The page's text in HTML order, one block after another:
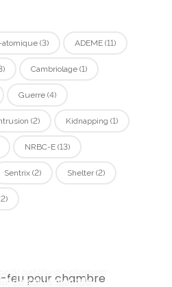
atomique(3) ADEME(11)
Cambriolage(1)
Guerre(4)
(2) Kidnapping (1)
NRBC-E(13)
Sentrix(2) Shelter(2)
de santé mentale